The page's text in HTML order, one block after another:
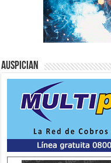
Auspician